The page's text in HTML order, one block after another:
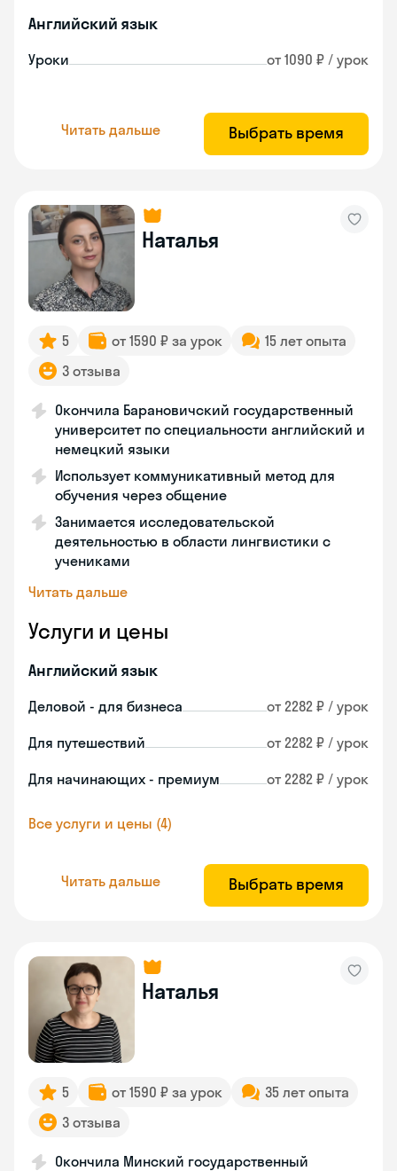
Английский язык
Уроки от 1090 ₽ / урок
Читать дальше Выбрать время
Наталья
5 от 1590 ₽ за урок
15 лет опыта
3 отзыва
Окончила Барановичский государственный
университет по специальности английский и
немецкий языки
Использует коммуникативный метод для
обучения через общение
Занимается исследовательской
деятельностью в области лингвистики с
учениками
Читать дальше
Услуги и цены
Английский язык
Деловой - для бизнеса от 2282 ₽ / урок
Для путешествий от 2282 ₽ / урок
Для начинающих - премиум от 2282 ₽ / урок
Все услуги и цены (4)
Читать дальше Выбрать время
Наталья
5 от 1590 ₽ за урок
35 лет опыта
3 отзыва
Окончила Минский государственный